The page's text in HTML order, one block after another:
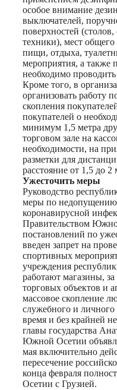
особое внимание
выключателей,
поверхностей (столов,
техники), мест
пищи, отдыха,
мероприятия, а также
необходимо
Кроме того, в
организовать работу
скопления
покупателей о
минимум 1,5 метра
торговом зале на
необходимости, на
разметки для
расстояние от 1,5 до 2
Ужесточить меры
Руководство
меры по недопущению
коронавирусной
Правительством
постановлений по
введен запрет на
спортивных
учреждения
работают магазины,
торговых объектов и
массовое скопление
служебного и личного
время и без крайней
главы государства
Южной Осетии
мая включительно
пересечение
конца февраля
Осетии с Грузией.